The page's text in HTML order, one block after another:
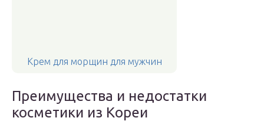
Крем для морщин для мужчин
Преимущества и недостатки
косметики из Кореи